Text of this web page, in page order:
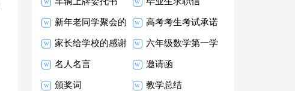
【热】
新年老同学聚会的
祝酒词
高考考生考试承诺
书15篇
家长给学校的感谢
信
六年级数学第一学
期教学工作总结
名人名言 邀请函
颁奖词 教学总结